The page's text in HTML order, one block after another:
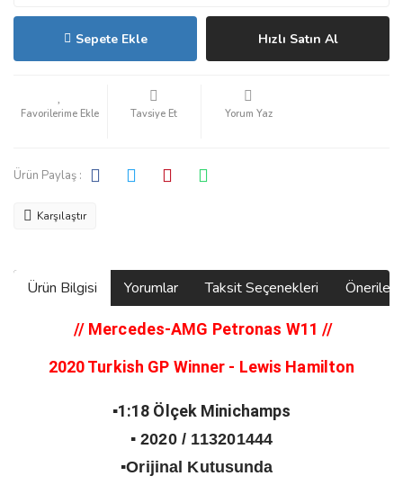
Sepete Ekle Hızlı Satın Al
Tavsiye Et Yorum Yaz
Ürün Paylaş :
Karşılaştır
Ürün Bilgisi Yorumlar Taksit Seçenekleri
// Mercedes-AMG Petronas W11 //
2020 Turkish GP Winner - Lewis Hamilton
▪️1:18 Ölçek Minichamps
▪️ 2020 / 113201444
▪️Orijinal Kutusunda